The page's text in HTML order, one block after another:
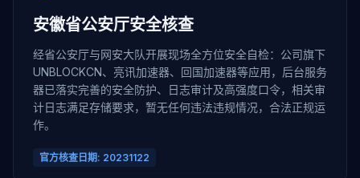
安徽省公安厅安全核查
经省公安厅与网安大队开展现场全方位安全自检：公司旗下
UNBLOCKCN、亮讯加速器、回国加速器等应用，后台服务
器已落实完善的安全防护、日志审计及高强度口令，相关审
计日志满足存储要求，暂无任何违法违规情况，合法正规运
作。
官方核查日期: 20231122